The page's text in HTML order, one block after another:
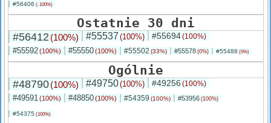
#56406 (-100%)
Ostatnie 30 dni
#56412 (100%) #55537 (100%) #55694(100%)
#55592(100%) #55550(100%) #55502 (33%) #55578 (0%) #55488 (0%)
Ogólnie
#48790(100%) #49750(100%) #49256 (100%)
#49591(100%) #48850(100%) #54359 (100%) #53956 (100%)
#54375 (100%)